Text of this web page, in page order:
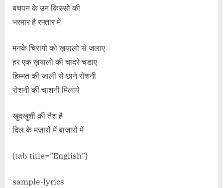
बचपन के उन किस्सो की
भरमार है रफ्तार में
मनके चिरागो को ख़यालो से जलाए
हर एक ख़यालो की चादरे चडाए
हिम्मत की जाली से छाने रोशनी
रोशनी की चाशनी मिलाये
खुदखुशी की तैश है
दिल के मज़ारों में बाज़ारो में
{tab title=”English”}
sample-lyrics